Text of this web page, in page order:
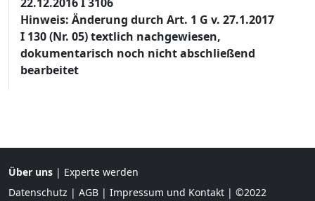
Hinweis: Änderung durch Art. 1 G v. 27.1.2017
I 130 (Nr. 05) textlich nachgewiesen,
dokumentarisch noch nicht abschließend
bearbeitet
Über uns | Experte werden
Datenschutz | AGB | Impressum und Kontakt | ©2022